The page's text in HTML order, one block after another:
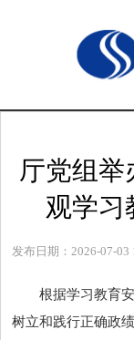
厅党组举
观学习
发布日期：2026-07-03
根据学习教育
树立和践行正确政